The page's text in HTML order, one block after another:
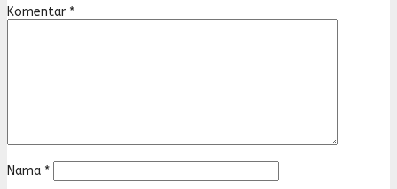
Komentar *
Nama *